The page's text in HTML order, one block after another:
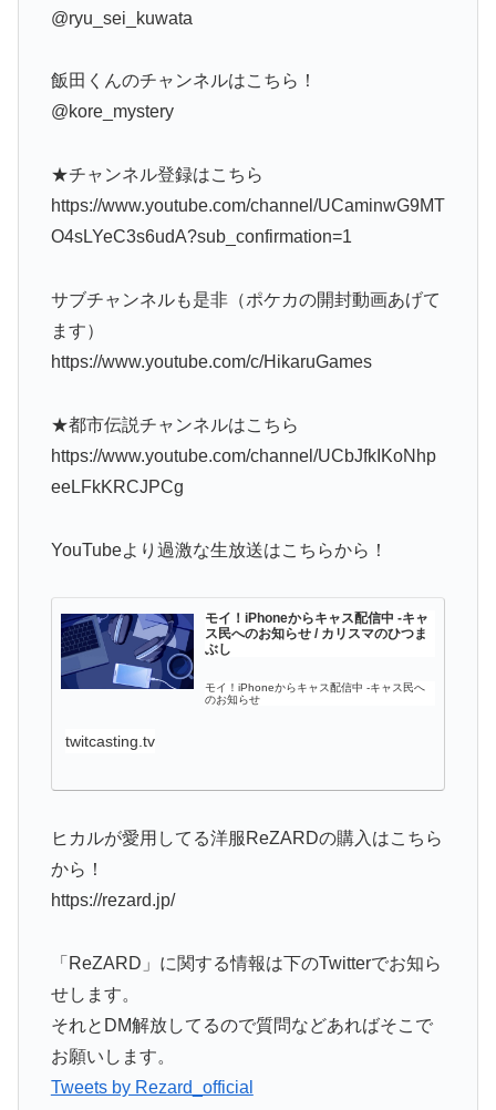
@ryu_sei_kuwata
飯田くんのチャンネルはこちら！
@kore_mystery
★チャンネル登録はこちら
https://www.youtube.com/channel/UCaminwG9MT
O4sLYeC3s6udA?sub_confirmation=1
サブチャンネルも是非（ポケカの開封動画あげて
ます）
https://www.youtube.com/c/HikaruGames
★都市伝説チャンネルはこちら
https://www.youtube.com/channel/UCbJfkIKoNhp
eeLFkKRCJPCg
YouTubeより過激な生放送はこちらから！
モイ！iPhoneからキャス配信中 -キャ
ス民へのお知らせ / カリスマのひつま
ぶし
モイ！iPhoneからキャス配信中 -キャス民へ
のお知らせ
twitcasting.tv
ヒカルが愛用してる洋服ReZARDの購入はこちら
から！
https://rezard.jp/
「ReZARD」に関する情報は下のTwitterでお知ら
せします。
それとDM解放してるので質問などあればそこで
お願いします。
Tweets by Rezard_official